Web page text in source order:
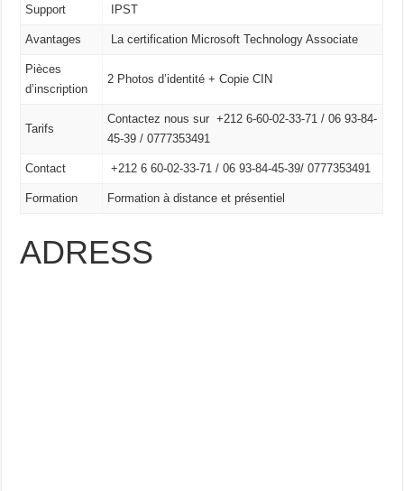
Support IPST
Avantages La certification Microsoft Technology Associate
Pièces
d’inscription
2 Photos d’identité + Copie CIN
Tarifs
Contactez nous sur +212 6-60-02-33-71 / 06 93-84-
45-39 / 0777353491
Contact +212 6 60-02-33-71 / 06 93-84-45-39/ 0777353491
Formation Formation à distance et présentiel
ADRESS